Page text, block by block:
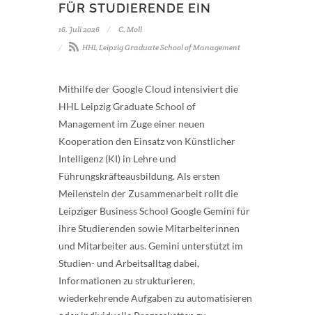
FÜR STUDIERENDE EIN
16. Juli 2026
C. Moll
HHL Leipzig Graduate School of Management
Mithilfe der Google Cloud intensiviert die
HHL Leipzig Graduate School of
Management im Zuge einer neuen
Kooperation den Einsatz von Künstlicher
Intelligenz (KI) in Lehre und
Führungskräfteausbildung. Als ersten
Meilenstein der Zusammenarbeit rollt die
Leipziger Business School Google Gemini für
ihre Studierenden sowie Mitarbeiterinnen
und Mitarbeiter aus. Gemini unterstützt im
Studien- und Arbeitsalltag dabei,
Informationen zu strukturieren,
wiederkehrende Aufgaben zu automatisieren